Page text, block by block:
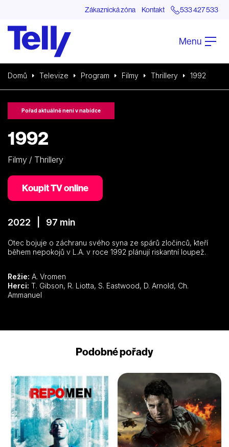
Zákaznická zóna Kontakt 533 427 533
Menu
Domů Televize Program Filmy Thrillery 1992
Pořad aktuálně není v nabídce
1992
Filmy / Thrillery
Koupit TV online
2022 | 97 min
Otec bojuje o záchranu svého syna ze spárů zločinců, kteří
během nepokojů v L.A. v roce 1992 plánují riskantní loupež.
Režie: A. Vromen
Herci:
Ammanuel
Podobné pořady